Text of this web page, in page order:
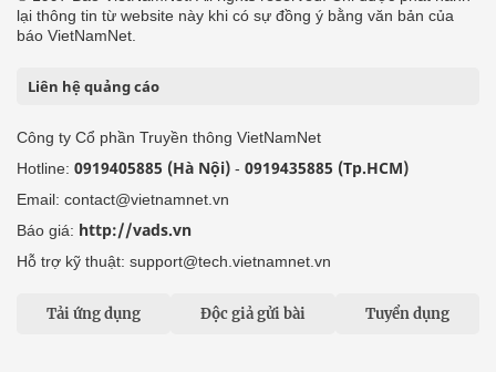
lại thông tin từ website này khi có sự đồng ý bằng văn bản của
báo VietNamNet.
Liên hệ quảng cáo
Công ty Cổ phần Truyền thông VietNamNet
Hotline: 0919405885 (Hà Nội) - 0919435885 (Tp.HCM)
Email: contact@vietnamnet.vn
Báo giá: http://vads.vn
Hỗ trợ kỹ thuật: support@tech.vietnamnet.vn
Tải ứng dụng Độc giả gửi bài Tuyển dụng